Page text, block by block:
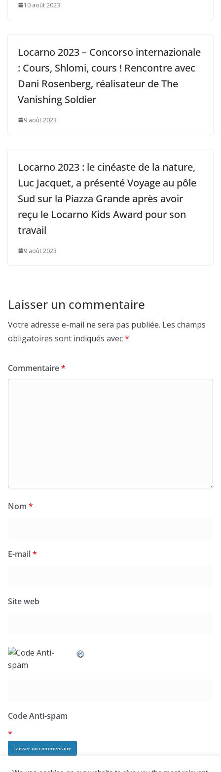
10 août 2023
Locarno 2023 – Concorso internazionale
: Cours, Shlomi, cours ! Rencontre avec
Dani Rosenberg, réalisateur de The
Vanishing Soldier
9 août 2023
Locarno 2023 : le cinéaste de la nature,
Luc Jacquet, a présenté Voyage au pôle
Sud sur la Piazza Grande après avoir
reçu le Locarno Kids Award pour son
travail
9 août 2023
Laisser un commentaire
Votre adresse e-mail ne sera pas publiée. Les champs
obligatoires sont indiqués avec*
Commentaire*
Nom *
E-mail*
Site web
Code Anti-spam
*